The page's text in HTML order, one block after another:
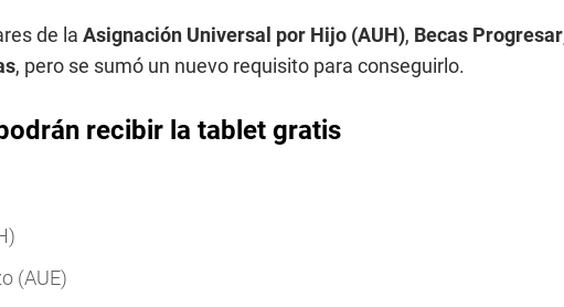
de la Asignación Universal por Hijo (AUH), Becas Progresar
, pero se sumó un nuevo requisito para conseguirlo.
recibir la tablet gratis
(AUE)